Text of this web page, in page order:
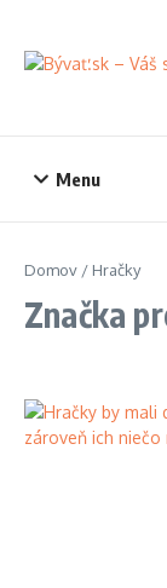
Menu
Domov / Hračky
Značka